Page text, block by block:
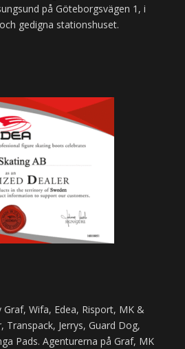
på Göteborgsvägen 1, i
gedigna stationshuset.
Wifa, Edea, Risport, MK &
Transpack, Jerrys, Guard Dog,
Pads. Agenturerna på Graf, MK